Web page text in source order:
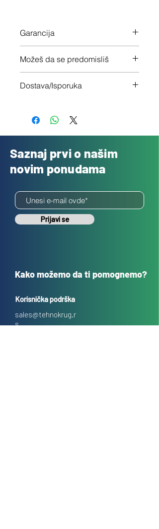
Garancija
Možeš da se predomisliš
nisi zadovoljan
Dostava/Isporuka
Saznaj prvi o našim
novim ponudama
Prijavi se
Kako možemo da ti pomognemo?
Korisnička podrška
sales@tehnokrug.r
s